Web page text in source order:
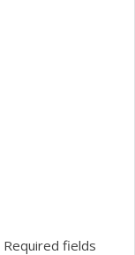
Required fields